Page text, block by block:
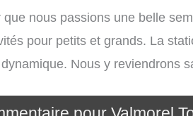
nous passions une belle
pour petits et grands. La
Nous y reviendrons